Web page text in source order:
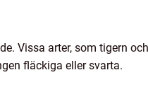
Vissa arter, som tigern
fläckiga eller svarta.